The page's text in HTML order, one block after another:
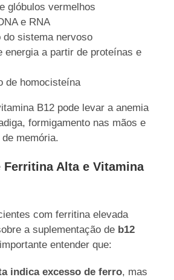
glóbulos vermelhos
e RNA
do sistema nervoso
energia a partir de proteínas e
de homocisteína
B12 pode levar a anemia
formigamento nas mãos e
memória.
Ferritina Alta e Vitamina
com ferritina elevada
a suplementação de b12
entender que:
indica excesso de ferro, mas